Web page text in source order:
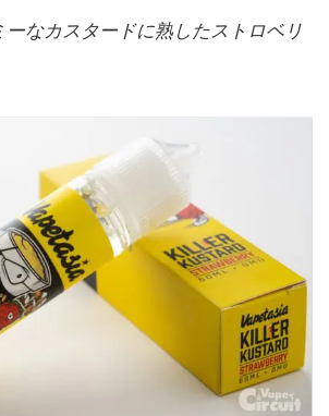
なカスタードに熟したストロベリ